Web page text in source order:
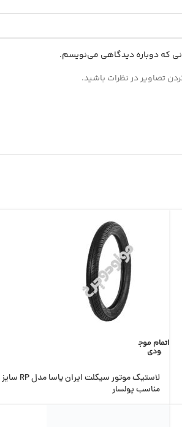
که دوباره دیدگاهی می‌نویسم.
تصاویر در نظرات باشید.
اتمام موج
ودی
مناسب پولسار